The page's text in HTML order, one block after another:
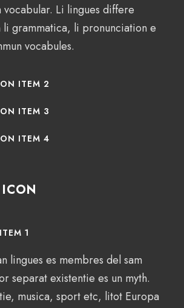
vocabular. Li lingues differe
li grammatica, li pronunciation e
vocabules.
ITEM 2
ITEM 3
ITEM 4
1
lingues es membres del sam
separat existentie es un myth.
musica, sport etc, litot Europa